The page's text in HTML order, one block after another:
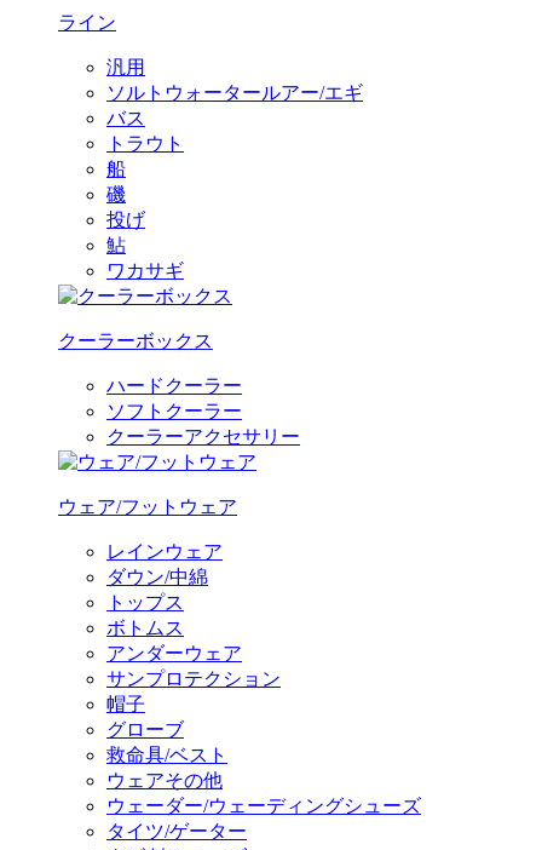
ライン
汎用
ソルトウォータールアー/エギ
バス
トラウト
船
磯
投げ
鮎
ワカサギ
クーラーボックス
ハードクーラー
ソフトクーラー
クーラーアクセサリー
ウェア/フットウェア
レインウェア
ダウン/中綿
トップス
ボトムス
アンダーウェア
サンプロテクション
帽子
グローブ
救命具/ベスト
ウェアその他
ウェーダー/ウェーディングシューズ
タイツ/ゲーター